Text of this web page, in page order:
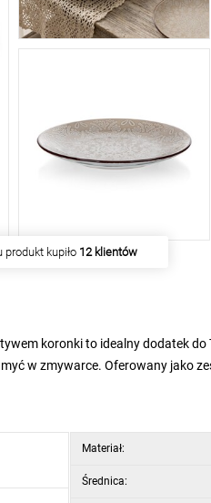
kupiło 12 klientów
koronki to idealny dodatek
w zmywarce. Oferowany jako
Materiał:
Średnica: